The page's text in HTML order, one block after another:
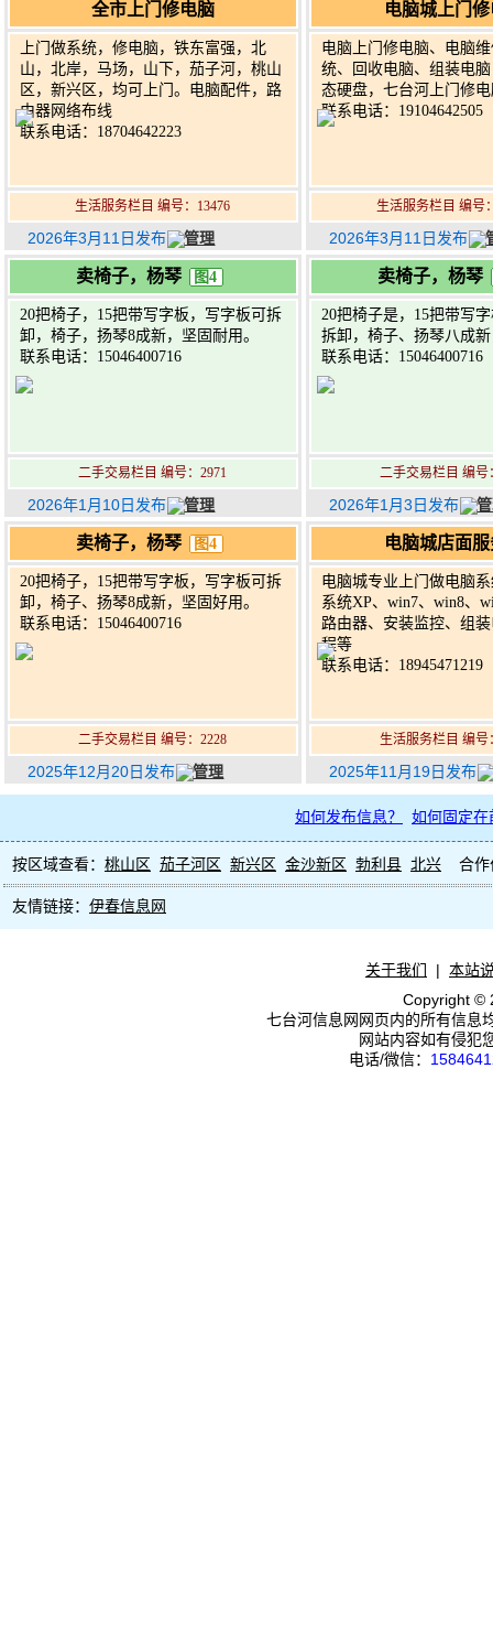
全市上门修电脑
上门做系统，修电脑，铁东富强，北
山，北岸，马场，山下，茄子河，桃山
区，新兴区，均可上门。电脑配件，路
由器网络布线
联系电话：18704642223
生活服务栏目 编号：13476
2026年3月11日发布 管理
电脑城上门
电脑上门修电脑、电脑
统、回收电脑、组装电
态硬盘，七台河上门修
联系电话：19104642505
生活服务栏目 编号
2026年3月11日发布
卖椅子，杨琴 图4
20把椅子，15把带写字板，写字板可拆
卸，椅子，扬琴8成新，坚固耐用。
联系电话：15046400716
二手交易栏目 编号：2971
2026年1月10日发布 管理
卖椅子，杨琴
20把椅子是，15把带写
拆卸，椅子、扬琴八成
联系电话：15046400716
二手交易栏目 编号
2026年1月3日发布
卖椅子，杨琴 图4
20把椅子，15把带写字板，写字板可拆
卸，椅子、扬琴8成新，坚固好用。
联系电话：15046400716
二手交易栏目 编号：2228
2025年12月20日发布 管理
电脑城店面
电脑城专业上门做电脑
系统XP、win7、win8、
路由器、安装监控、组
程等
联系电话：18945471219
生活服务栏目 编号
2025年11月19日发布
如何发布信息？ 如何固定在
按区域查看： 桃山区 茄子河区 新兴区 金沙新区 勃利县 北兴 合作
友情链接： 伊春信息网
关于我们 | 本站
Copyright ©
七台河信息网网页内的所有信息
网站内容如有侵犯
电话/微信：